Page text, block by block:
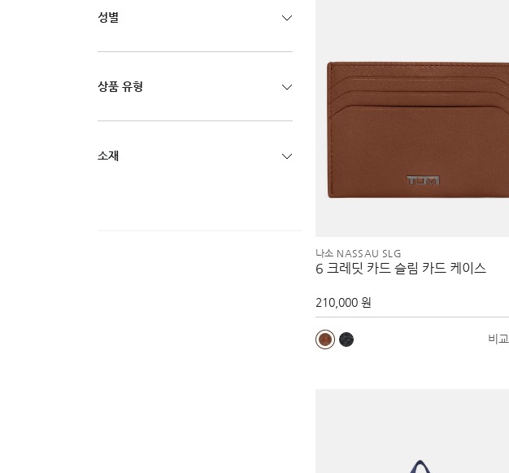
성별
상품 유형
소재
나소 NASSAU SLG
6 크레딧 카드 슬림 카드 케이스
210,000 원
비교